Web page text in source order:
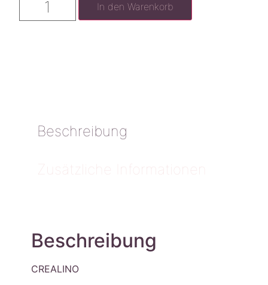
In den Warenkorb
Beschreibung
Zusätzliche Informationen
Beschreibung
CREALINO